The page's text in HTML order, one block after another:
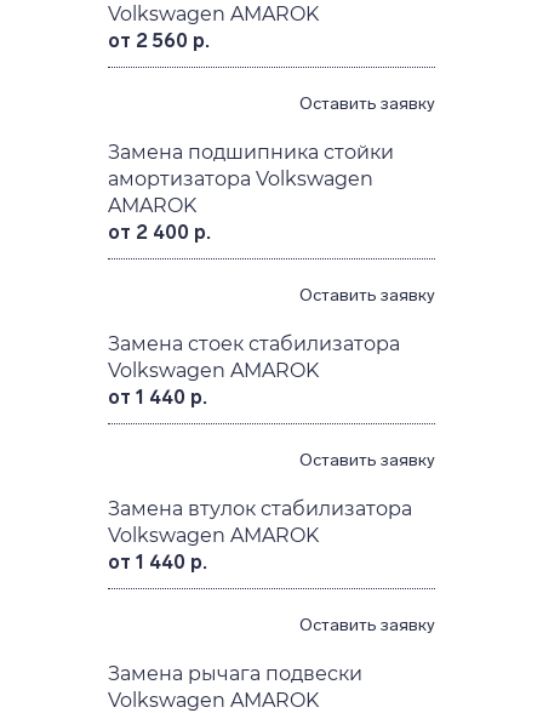
Volkswagen AMAROK
от 2 560 р.
Оставить заявку
Замена подшипника стойки
амортизатора Volkswagen
AMAROK
от 2 400 р.
Оставить заявку
Замена стоек стабилизатора
Volkswagen AMAROK
от 1 440 р.
Оставить заявку
Замена втулок стабилизатора
Volkswagen AMAROK
от 1 440 р.
Оставить заявку
Замена рычага подвески
Volkswagen AMAROK